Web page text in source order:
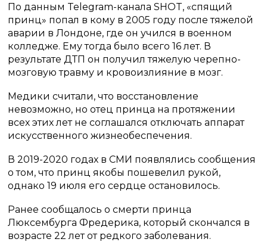
По данным Telegram-канала SHOT, «спящий
принц» попал в кому в 2005 году после тяжелой
аварии в Лондоне, где он учился в военном
колледже. Ему тогда было всего 16 лет. В
результате ДТП он получил тяжелую черепно-
мозговую травму и кровоизлияние в мозг.
Медики считали, что восстановление
невозможно, но отец принца на протяжении
всех этих лет не соглашался отключать аппарат
искусственного жизнеобеспечения.
В 2019-2020 годах в СМИ появлялись сообщения
о том, что принц якобы пошевелил рукой,
однако 19 июля его сердце остановилось.
Ранее сообщалось о смерти принца
Люксембурга Фредерика, который скончался в
возрасте 22 лет от редкого заболевания.